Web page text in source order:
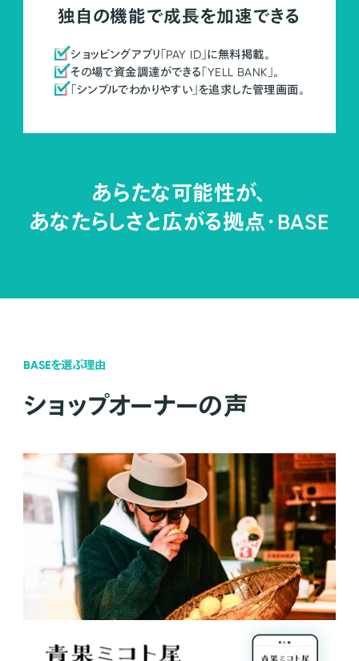
独自の機能で成長を加速できる
ショッピングアプリ「PAY ID」に無料掲載。
その場で資金調達ができる「YELL BANK」。
「シンプルでわかりやすい」を追求した管理画面。
あらたな可能性が、
あなたらしさと広がる拠点・BASE
BASEを選ぶ理由
ショップオーナーの声